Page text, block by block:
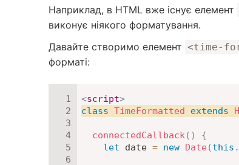
Наприклад, в HTML вже існує елемент
виконує ніякого форматування.
Давайте створимо елемент <time-
форматі:
<script>
class TimeFormatted extends
connectedCallback( )
{
let date = new Date (this .